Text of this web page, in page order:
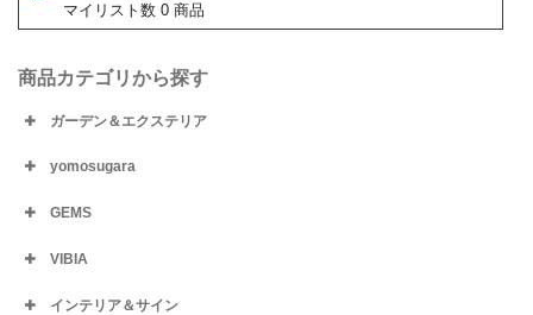
マイリスト数 0 商品
商品カテゴリから探す
ガーデン＆エクステリア
yomosugara
GEMS
VIBIA
インテリア＆サイン